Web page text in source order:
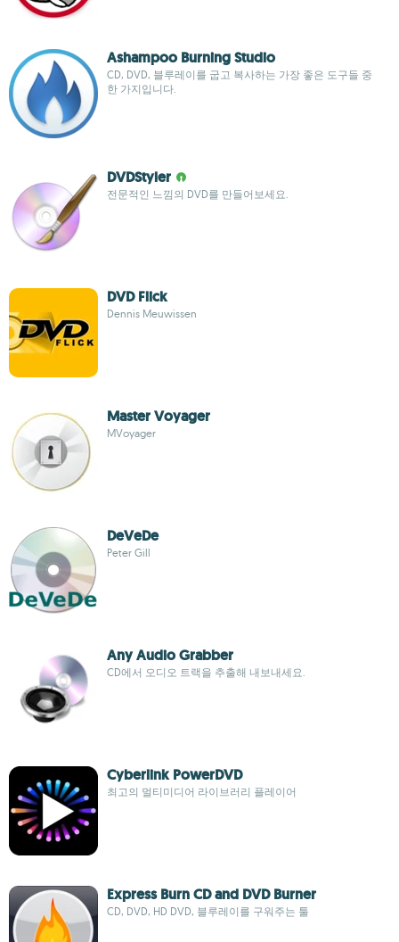
Ashampoo Burning Studio
CD, DVD, 블루레이를 굽고 복사하는 가장 좋은 도구들 중
한 가지입니다.
DVDStyler
전문적인 느낌의 DVD를 만들어보세요.
DVD Flick
Dennis Meuwissen
Master Voyager
MVoyager
DeVeDe
Peter Gill
Any Audio Grabber
CD에서 오디오 트랙을 추출해 내보내세요.
Cyberlink PowerDVD
최고의 멀티미디어 라이브러리 플레이어
Express Burn CD and DVD Burner
CD, DVD, HD DVD, 블루레이를 구워주는 툴